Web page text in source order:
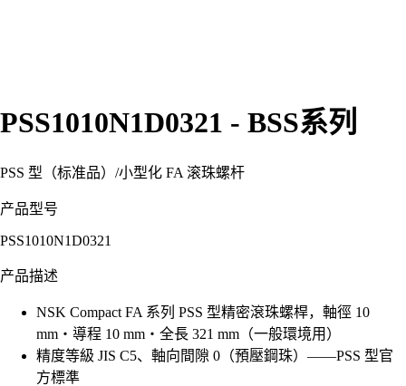
PSS1010N1D0321 - BSS系列
PSS 型（标准品） /小型化 FA 滚珠螺杆
产品型号
PSS1010N1D0321
产品描述
NSK Compact FA 系列 PSS 型精密滾珠螺桿，軸徑 10
mm・導程 10 mm・全長 321 mm（一般環境用）
精度等級 JIS C5、軸向間隙 0（預壓鋼珠）——PSS 型官
方標準